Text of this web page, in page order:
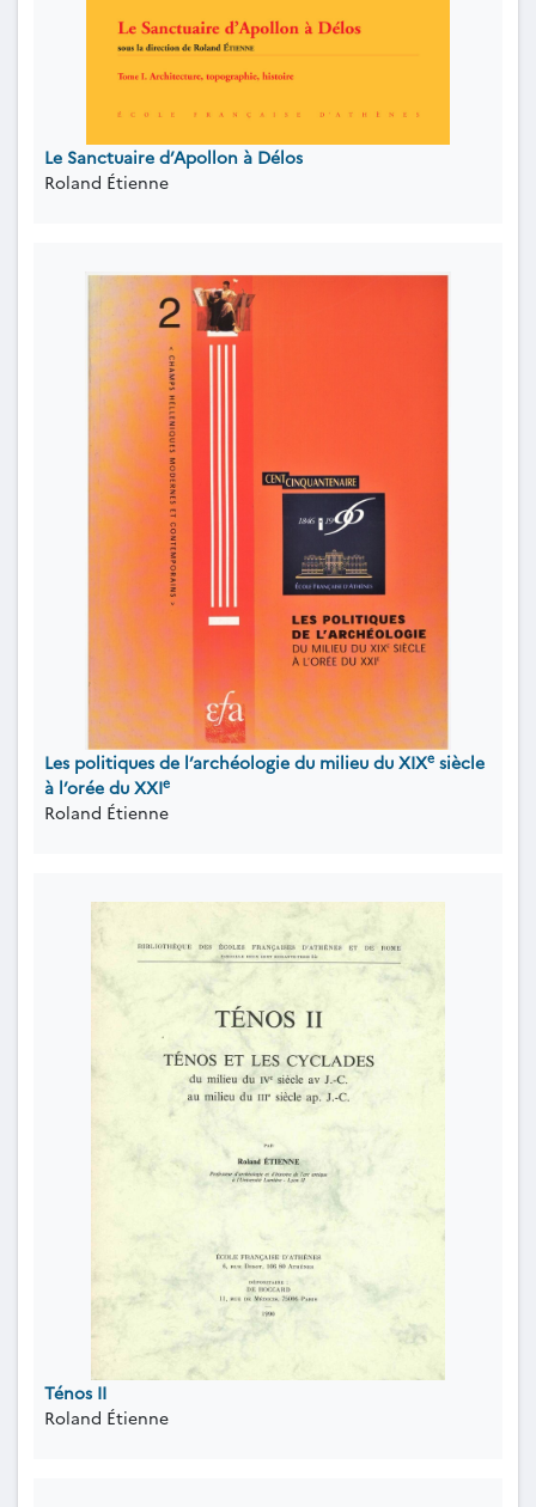
Le Sanctuaire d’Apollon à Délos
Roland Étienne
Les politiques de l’archéologie du milieu du XIXe siècle
à l’orée du XXIe
Roland Étienne
Ténos II
Roland Étienne